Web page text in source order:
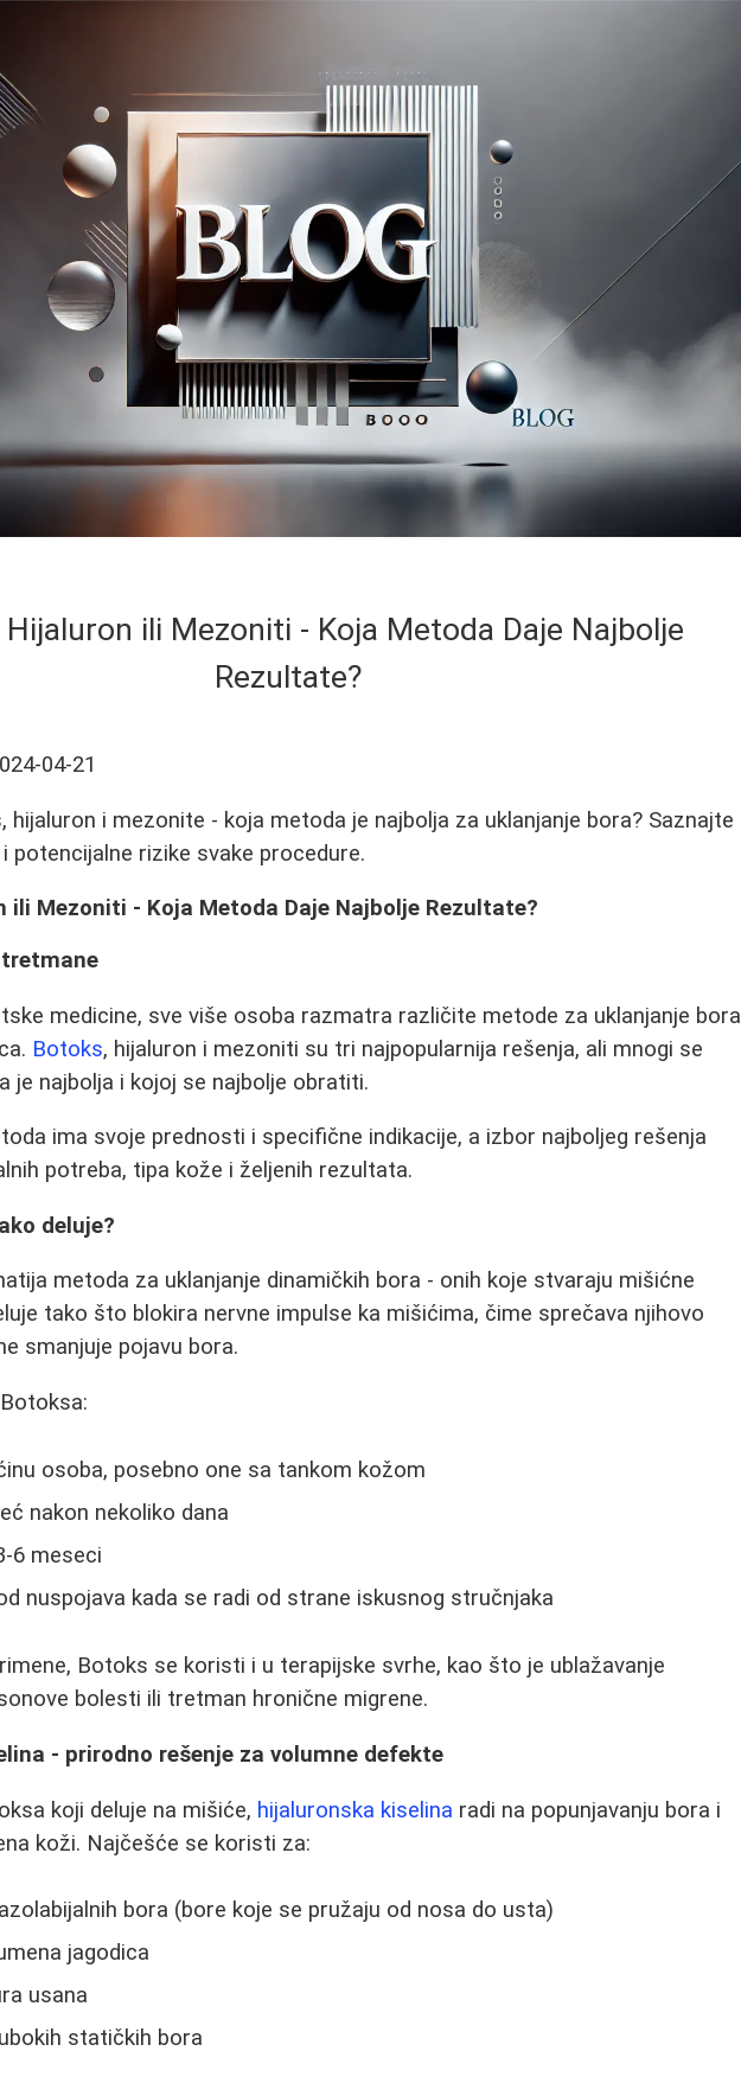
ili Mezoniti - Koja Metoda Daje Najbolje
Rezultate?
04-21
hijaluron i mezonite - koja metoda je najbolja za uklanjanje bora? Saznajte
potencijalne rizike svake procedure.
ili Mezoniti - Koja Metoda Daje Najbolje Rezultate?
medicine, sve više osoba razmatra različite metode za uklanjanje bora
Botoks, hijaluron i mezoniti su tri najpopularnija rešenja, ali mnogi se
je najbolja i kojoj se najbolje obratiti.
ima svoje prednosti i specifične indikacije, a izbor najboljeg rešenja
potreba, tipa kože i željenih rezultata.
deluje?
metoda za uklanjanje dinamičkih bora - onih koje stvaraju mišićne
tako što blokira nervne impulse ka mišićima, čime sprečava njihovo
smanjuje pojavu bora.
osoba, posebno one sa tankom kožom
nakon nekoliko dana
6 meseci
nuspojava kada se radi od strane iskusnog stručnjaka
Botoks se koristi i u terapijske svrhe, kao što je ublažavanje
bolesti ili tretman hronične migrene.
- prirodno rešenje za volumne defekte
koji deluje na mišiće, hijaluronska kiselina radi na popunjavanju bora i
koži. Najčešće se koristi za:
bora (bore koje se pružaju od nosa do usta)
jagodica
usana
statičkih bora